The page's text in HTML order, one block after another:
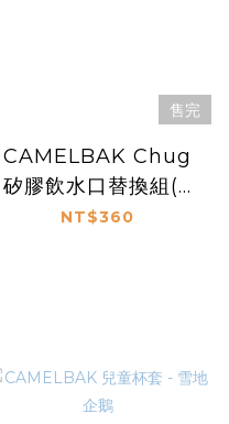
售完
CAMELBAK Chug
矽膠飲水口替換組(2
入)
NT$360